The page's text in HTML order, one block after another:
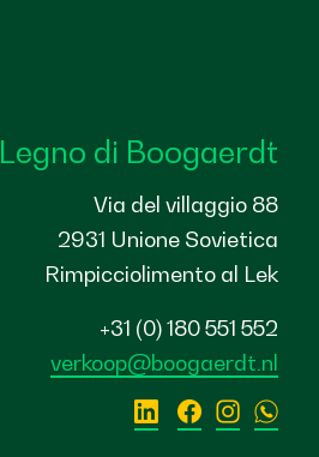
Legno di Boogaerdt
Via del villaggio 88
2931 Unione Sovietica
Rimpicciolimento al Lek
+31 (0) 180 551 552
verkoop@boogaerdt.nl